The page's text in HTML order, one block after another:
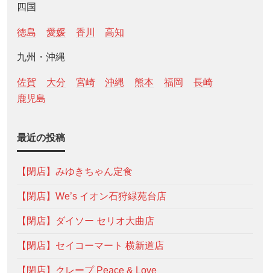
四国
徳島 愛媛 香川 高知
九州・沖縄
佐賀 大分 宮崎 沖縄 熊本 福岡
長崎
鹿児島
最近の投稿
【閉店】みゆきちゃん定食
【閉店】We’s イオン石狩緑苑台店
【閉店】ダイソー セリオ大曲店
【閉店】セイコーマート 横新道店
【閉店】クレープ Peace & Love